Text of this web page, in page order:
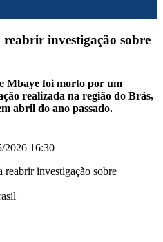
investigação sobre
Mbaye foi morto por um
realizada na região do Brás,
abril do ano passado.
2026 16:30